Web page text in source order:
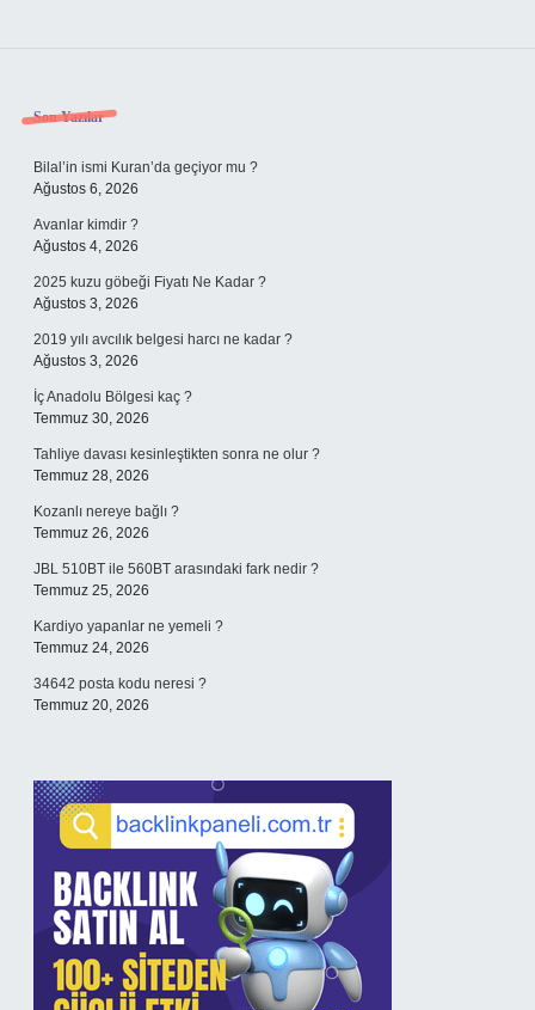
Sidebar
Son Yazılar
Bilal’in ismi Kuran’da geçiyor mu ?
Ağustos 6, 2026
Avanlar kimdir ?
Ağustos 4, 2026
2025 kuzu göbeği Fiyatı Ne Kadar ?
Ağustos 3, 2026
2019 yılı avcılık belgesi harcı ne kadar ?
Ağustos 3, 2026
İç Anadolu Bölgesi kaç ?
Temmuz 30, 2026
Tahliye davası kesinleştikten sonra ne olur ?
Temmuz 28, 2026
Kozanlı nereye bağlı ?
Temmuz 26, 2026
JBL 510BT ile 560BT arasındaki fark nedir ?
Temmuz 25, 2026
Kardiyo yapanlar ne yemeli ?
Temmuz 24, 2026
34642 posta kodu neresi ?
Temmuz 20, 2026